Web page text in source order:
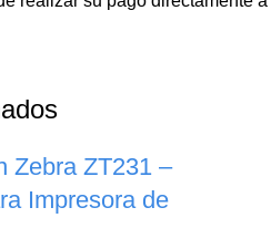
Zebra ZT231 –
Impresora de